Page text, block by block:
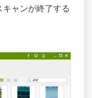
ャンが終了する